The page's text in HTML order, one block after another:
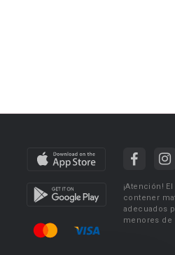
¡Atención!
contener
adecuados
menores de